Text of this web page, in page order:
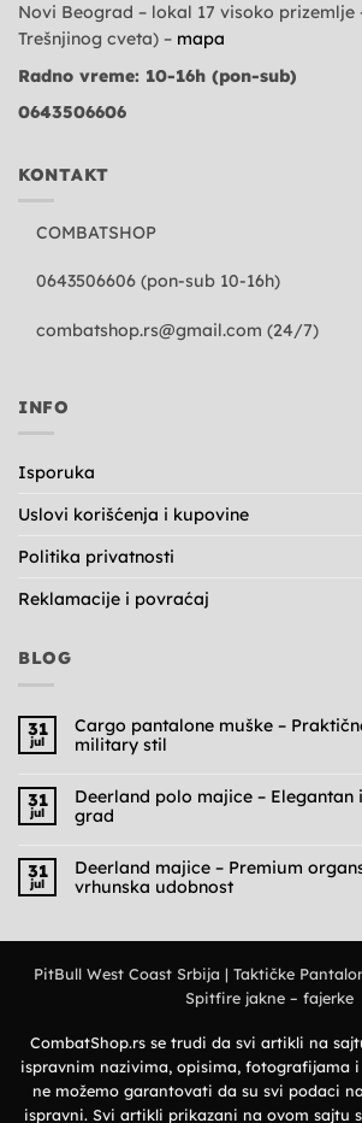
Novi Beograd – lokal 17 visoko prizemlje
Trešnjinog cveta) – mapa
Radno vreme: 10-16h (pon-sub)
0643506606
KONTAKT
COMBATSHOP
0643506606 (pon-sub 10-16h)
combatshop.rs@gmail.com (24/7)
INFO
Isporuka
Uslovi korišćenja i kupovine
Politika privatnosti
Reklamacije i povraćaj
BLOG
31
jul
Cargo pantalone muške –
military stil
na
Cargo
pantalone
muške
Praktičnost,
udobnost
i
military
31
jul
Deerland polo majice –
grad
na
Deerland
polo
izbor
prirodu
i
31
jul
Deerland majice – Premium
vrhunska udobnost
–
vrhunska
udobnost
PitBull West Coast Srbija | Taktičke
Spitfire jakne – fajerke
CombatShop.rs se trudi da svi artikli na
ispravnim nazivima, opisima, fotografijama
ne možemo garantovati da su svi podaci
ispravni. Svi artikli prikazani na ovom sajtu